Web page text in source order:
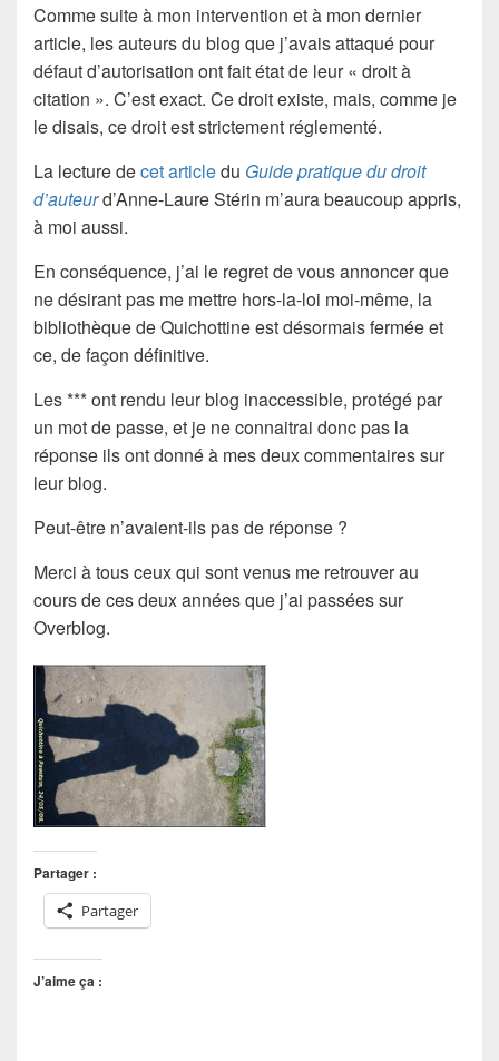
Comme suite à mon intervention et à mon dernier
article, les auteurs du blog que j’avais attaqué pour
défaut d’autorisation ont fait état de leur « droit à
citation ». C’est exact. Ce droit existe, mais, comme je
le disais, ce droit est strictement réglementé.
La lecture decet articledu Guide pratique du droit
d’auteurd’Anne-Laure Stérin m’aura beaucoup appris,
à moi aussi.
En conséquence, j’ai le regret de vous annoncer que
ne désirant pas me mettre hors-la-loi moi-même, la
bibliothèque de Quichottine est désormais fermée et
ce, de façon définitive.
Les *** ont rendu leur blog inaccessible, protégé par
un mot de passe, et je ne connaitrai donc pas la
réponse ils ont donné à mes deux commentaires sur
leur blog.
Peut-être n’avaient-ils pas de réponse ?
Merci à tous ceux qui sont venus me retrouver au
cours de ces deux années que j’ai passées sur
Overblog.
Partager :
Partager
J’aime ça :